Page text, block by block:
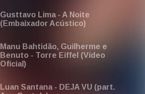
Gusttavo Lima - A Noite
(Embaixador Acústico)
Manu Bahtidão, Guilherme e
Benuto - Torre Eiffel (Vídeo
Oficial)
Luan Santana - DEJA VU (part.